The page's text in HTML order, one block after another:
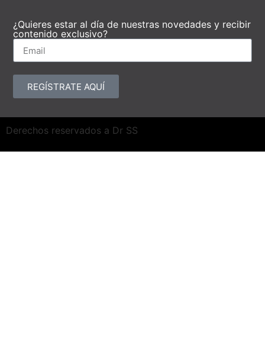
¿Quieres estar al día de nuestras novedades y recibir
contenido exclusivo?
REGÍSTRATE AQUÍ
Derechos reservados a Dr SS